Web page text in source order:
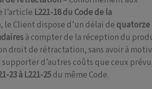
l’article L221-18 du Code de la
, le Client dispose d’un délai de quatorze
à compter de la réception du
droit de rétractation, sans avoir à
supporter d’autres coûts que ceux
23 à L221-25du même Code.